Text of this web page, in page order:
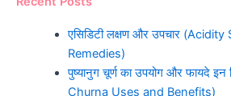
एसिडिटी लक्षण और उपचार
Remedies)
पुष्यानुग चूर्ण का उपयोग और फायदे
Churna Uses and Benefits)